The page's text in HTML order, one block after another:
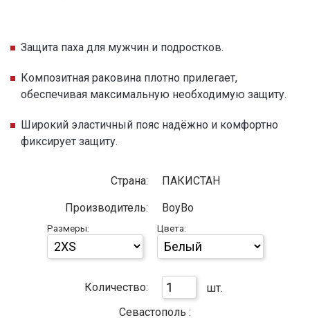
Защита паха для мужчин и подростков.
Композитная раковина плотно прилегает,
обеспечивая максимальную необходимую защиту.
Широкий эластичный пояс надёжно и комфортно
фиксирует защиту.
Страна: ПАКИСТАН
Производитель: BoyBo
Размеры: Цвета:
Количество:
шт.
Севастополь :